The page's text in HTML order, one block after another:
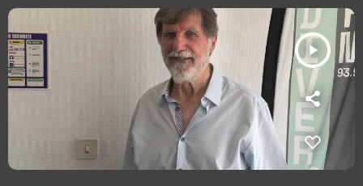
play_arrow